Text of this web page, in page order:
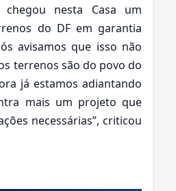
nesta Casa um
do DF em garantia
avisamos que isso não
terrenos são do povo do
já estamos adiantando
mais um projeto que
necessárias”, criticou